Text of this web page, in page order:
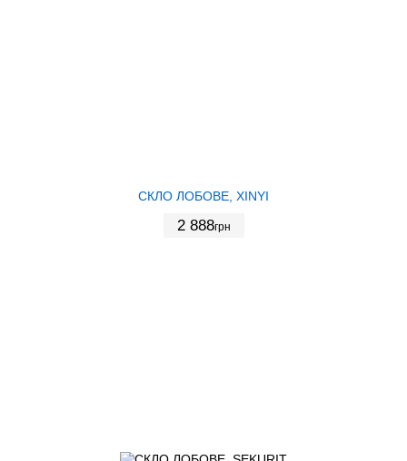
СКЛО ЛОБОВЕ, XINYI
2 888грн